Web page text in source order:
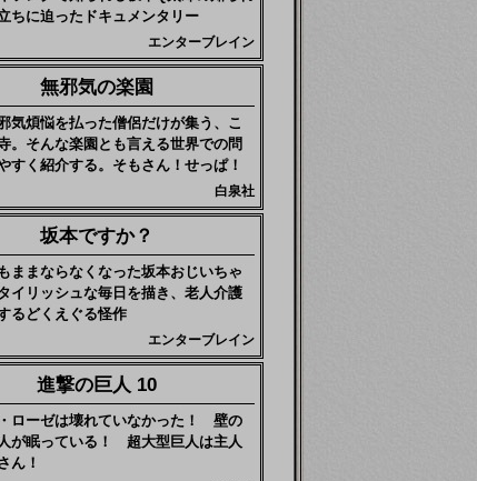
ちに迫ったドキュメンタリー
エンターブレイン
無邪気の楽園
気煩悩を払った僧侶だけが集う、こ
。そんな楽園とも言える世界での問
すく紹介する。そもさん！せっぱ！
白泉社
坂本ですか？
ままならなくなった坂本おじいちゃ
イリッシュな毎日を描き、老人介護
るどくえぐる怪作
エンターブレイン
進撃の巨人 10
ローゼは壊れていなかった！ 壁の
が眠っている！ 超大型巨人は主人
ん！